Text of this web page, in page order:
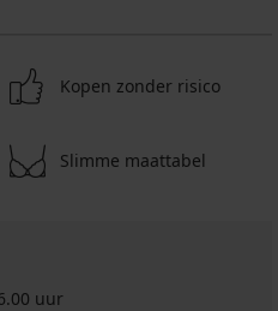
Kopen zonder risico
Slimme maattabel
uur